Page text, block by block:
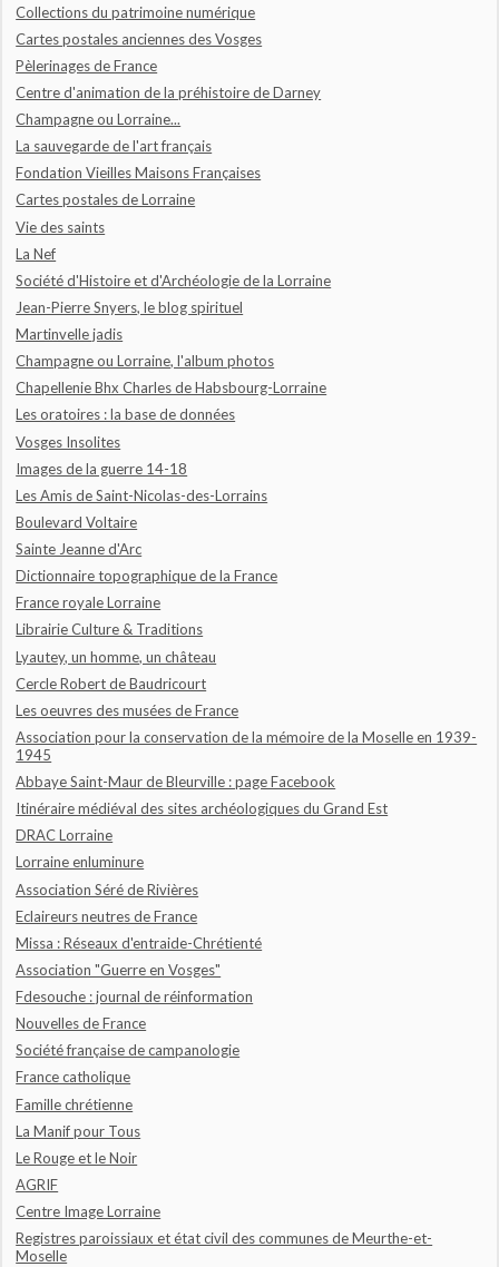
Collections du patrimoine numérique
Cartes postales anciennes des Vosges
Pèlerinages de France
Centre d'animation de la préhistoire de Darney
Champagne ou Lorraine...
La sauvegarde de l'art français
Fondation Vieilles Maisons Françaises
Cartes postales de Lorraine
Vie des saints
La Nef
Société d'Histoire et d'Archéologie de la Lorraine
Jean-Pierre Snyers, le blog spirituel
Martinvelle jadis
Champagne ou Lorraine, l'album photos
Chapellenie Bhx Charles de Habsbourg-Lorraine
Les oratoires : la base de données
Vosges Insolites
Images de la guerre 14-18
Les Amis de Saint-Nicolas-des-Lorrains
Boulevard Voltaire
Sainte Jeanne d'Arc
Dictionnaire topographique de la France
France royale Lorraine
Librairie Culture & Traditions
Lyautey, un homme, un château
Cercle Robert de Baudricourt
Les oeuvres des musées de France
Association pour la conservation de la mémoire de la Moselle en 1939-
1945
Abbaye Saint-Maur de Bleurville : page Facebook
Itinéraire médiéval des sites archéologiques du Grand Est
DRAC Lorraine
Lorraine enluminure
Association Séré de Rivières
Eclaireurs neutres de France
Missa : Réseaux d'entraide-Chrétienté
Association "Guerre en Vosges"
Fdesouche : journal de réinformation
Nouvelles de France
Société française de campanologie
France catholique
Famille chrétienne
La Manif pour Tous
Le Rouge et le Noir
AGRIF
Centre Image Lorraine
Registres paroissiaux et état civil des communes de Meurthe-et-
Moselle